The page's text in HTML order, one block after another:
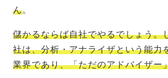
ん。
儲かるならば自社でやるでしょう。
社は、分析・アナライザという能力
業界であり、「ただのアドバイザー